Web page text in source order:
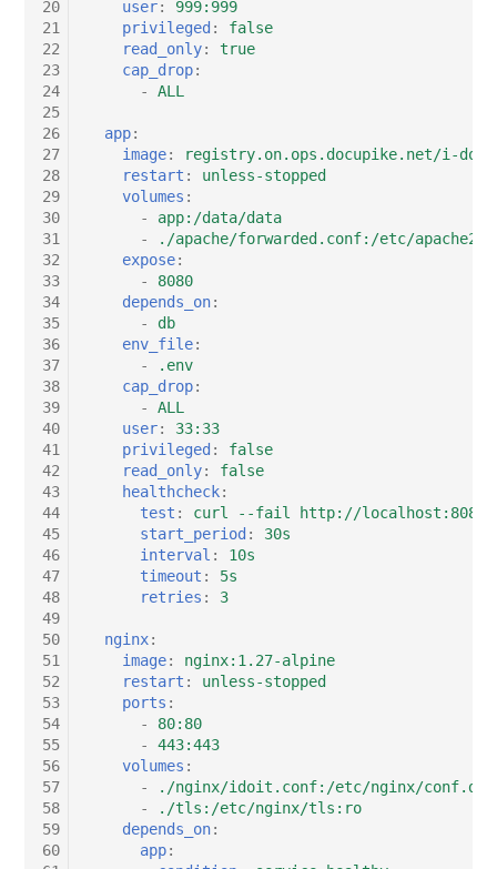
IP-Liste
Kabel
Lizenzschlüssel
Logische Geräte (Client)
Logische Netzwerkports
Replikationsobjekt
Router
SIM-Karte
Stadt
Supernet
20
21
22
23
24
25
26
27
28
29
30
31
32
33
34
35
36
37
38
39
40
41
42
43
44
45
46
47
48
49
50
51
52
53
54
55
56
57
58
59
60
user:
999:999
privileged :
false
read_only:
true
cap_drop:
-
ALL
app:
image:
registry.on.ops.docupike.net/i-
restart :
unless-stopped
volumes :
-
app:/data/data
-
./apache/forwarded.conf:/etc/
expose:
-
8080
depends_on:
-
db
env_file:
-
.env
cap_drop:
-
ALL
user:
33:33
privileged :
false
read_only:
false
healthcheck:
test :
curl --fail http://localhost:8080/
start_period :
30s
interval :
10s
timeout :
5s
retries : 3
nginx:
image:
nginx:1.27-alpine
restart :
unless-stopped
ports :
-
80:80
-
443:443
volumes :
-
./nginx/idoit.conf:/etc/nginx/conf.d/
-
./tls:/etc/nginx/tls:ro
depends_on:
app: